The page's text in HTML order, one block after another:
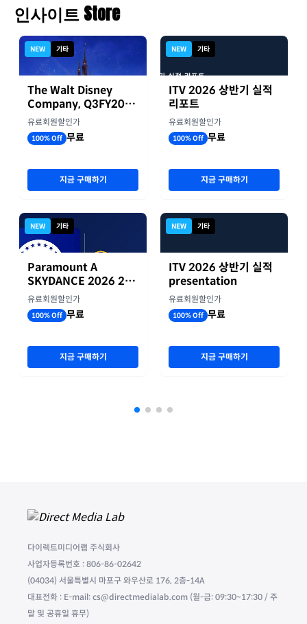
인사이트 Store
NEW 기타
The Walt Disney
Company, Q3FY2026
실적자료
유료회원할인가
100% Off 무료
지금 구매하기
NEW 기타
Paramount A
SKYDANCE 2026 2분
기 실적
유료회원할인가
100% Off 무료
지금 구매하기
NEW 기타
ITV 2026 상반기 실적
리포트
유료회원할인가
100% Off 무료
지금 구매하기
NEW 기타
ITV 2026 상반기 실적
presentation
유료회원할인가
100% Off 무료
지금 구매하기
다이렉트미디어랩 주식회사
사업자등록번호 : 806-86-02642
(04034) 서울특별시 마포구 와우산로 176, 2층-14A
대표전화 : E-mail: cs@directmedialab.com (월-금: 09:30~17:30 / 주
말 및 공휴일 휴무)